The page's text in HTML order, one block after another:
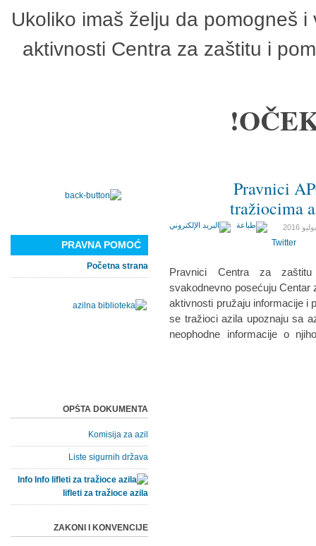
Ukoliko imaš želju da pomogneš
aktivnosti Centra za zaštitu i
Pravnici
tražiocima
Twitter
Pravnici Centra za
svakodnevno posećuju Centar
aktivnosti pružaju informacije i
se tražioci azila upoznaju sa
neophodne informacije o
PRAVNA POMOĆ
Početna strana
OPŠTA DOKUMENTA
Komisija za azil
Liste sigurnih država
Info
lifleti za tražioce azila
ZAKONI I KONVENCIJE